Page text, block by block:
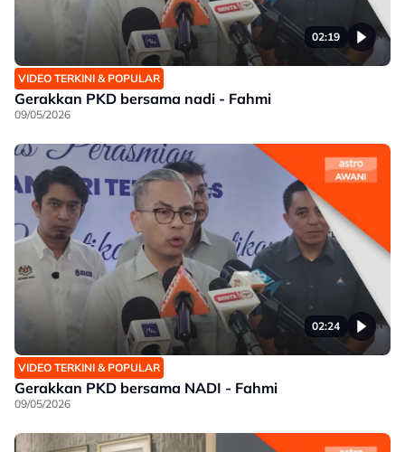
02:19
VIDEO TERKINI & POPULAR
Gerakkan PKD bersama nadi - Fahmi
09/05/2026
02:24
VIDEO TERKINI & POPULAR
Gerakkan PKD bersama NADI - Fahmi
09/05/2026